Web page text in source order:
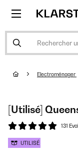
Electroménager
[Utilisé]
131
UTILISÉ